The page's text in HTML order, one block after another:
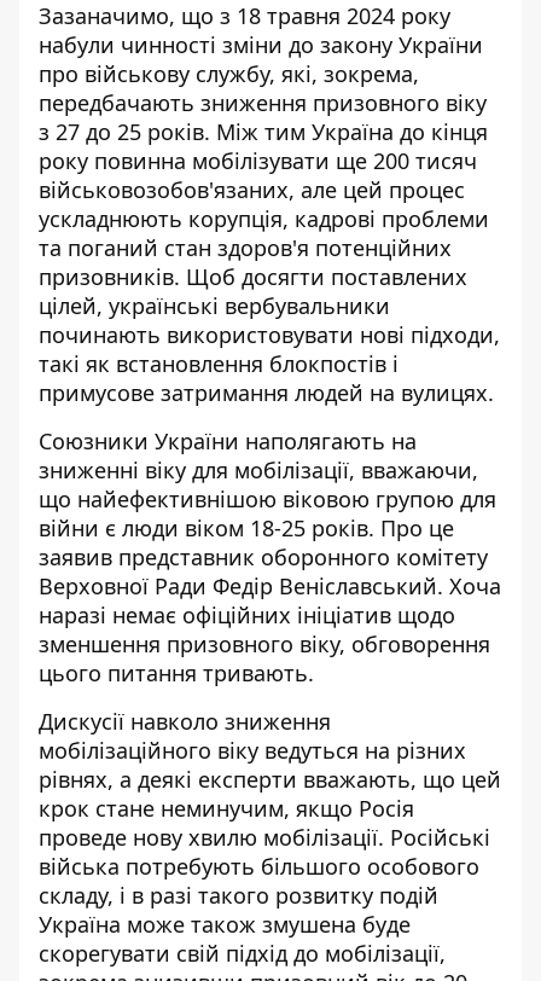
Зазаначимо, що з 18 травня 2024 року
набули чинності зміни до закону України
про військову службу, які, зокрема,
передбачають зниження призовного віку
з 27 до 25 років. Між тим Україна до кінця
року повинна мобілізувати ще 200 тисяч
військовозобов'язаних, але цей процес
ускладнюють корупція, кадрові проблеми
та поганий стан здоров'я потенційних
призовників. Щоб досягти поставлених
цілей, українські вербувальники
починають використовувати нові підходи,
такі як встановлення блокпостів і
примусове затримання людей на вулицях.
Союзники України наполягають на
зниженні віку для мобілізації, вважаючи,
що найефективнішою віковою групою для
війни є люди віком 18-25 років. Про це
заявив представник оборонного комітету
Верховної Ради Федір Веніславський. Хоча
наразі немає офіційних ініціатив щодо
зменшення призовного віку, обговорення
цього питання тривають.
Дискусії навколо зниження
мобілізаційного віку ведуться на різних
рівнях, а деякі експерти вважають, що цей
крок стане неминучим, якщо Росія
проведе нову хвилю мобілізації. Російські
війська потребують більшого особового
складу, і в разі такого розвитку подій
Україна може також змушена буде
скорегувати свій підхід до мобілізації,